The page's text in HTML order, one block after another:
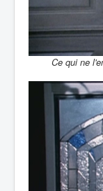
Ce qui ne